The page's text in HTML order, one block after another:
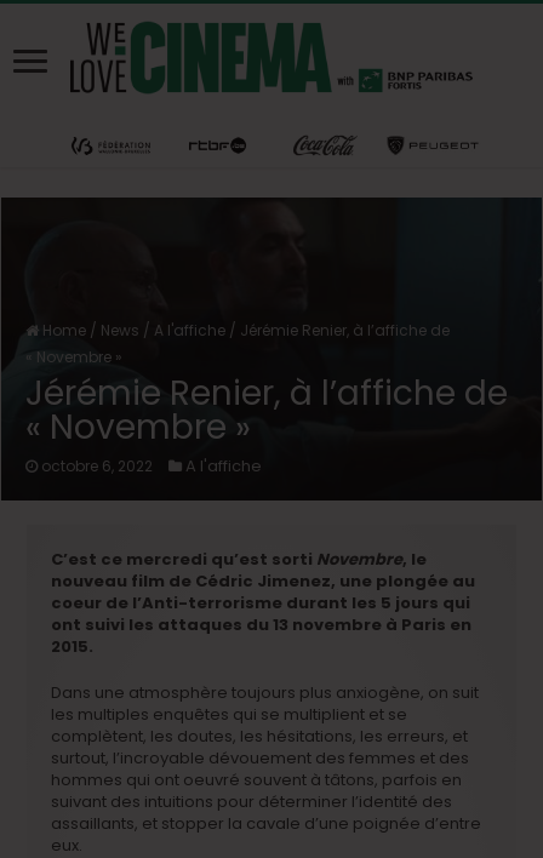
Home / News / A l'affiche / Jérémie Renier, à l’affiche de
« Novembre »
Jérémie Renier, à l’affiche de
« Novembre »
octobre 6, 2022 A l'affiche
C’est ce mercredi qu’est sorti Novembre, le
nouveau film de Cédric Jimenez, une plongée au
coeur de l’Anti-terrorisme durant les 5 jours qui
ont suivi les attaques du 13 novembre à Paris en
2015.
Dans une atmosphère toujours plus anxiogène, on suit
les multiples enquêtes qui se multiplient et se
complètent, les doutes, les hésitations, les erreurs, et
surtout, l’incroyable dévouement des femmes et des
hommes qui ont oeuvré souvent à tâtons, parfois en
suivant des intuitions pour déterminer l’identité des
assaillants, et stopper la cavale d’une poignée d’entre
eux.